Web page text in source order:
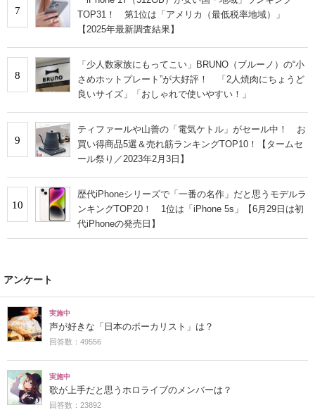
7
TOP31！ 第1位は「アメリカ（最低税率地域）」
【2025年最新調査結果】
8
「少人数家族にもってこい」BRUNO（ブルーノ）の“小
さめホットプレート”が大好評！ 「2人焼肉にちょうど
良いサイズ」「おしゃれで使いやすい！」
9
ティファールや山善の「電気ケトル」がセール中！ お
買い得商品5選＆売れ筋ランキングTOP10！【タームセ
ール祭り／2023年2月3日】
10
歴代iPhoneシリーズで「一番の名作」だと思うモデルラ
ンキングTOP20！ 1位は「iPhone 5s」【6月29日は初
代iPhoneの発売日】
アンケート
実施中
声が好きな「日本のボーカリスト」は？
回答数：49556
実施中
歌が上手だと思うホロライブのメンバーは？
回答数：23892